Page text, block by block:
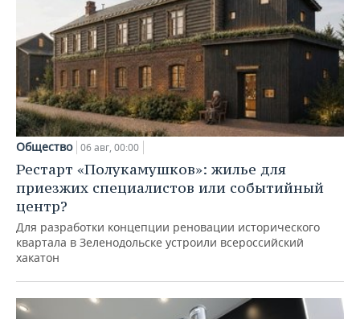
Общество 06 авг, 00:00
Рестарт «Полукамушков»: жилье для
приезжих специалистов или событийный
центр?
Для разработки концепции реновации исторического
квартала в Зеленодольске устроили всероссийский
хакатон